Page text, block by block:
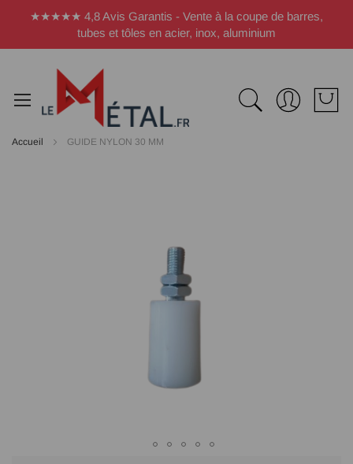
★★★★★ 4,8 Avis Garantis - Vente à la coupe de barres,
tubes et tôles en acier, inox, aluminium
Accueil GUIDE NYLON 30 MM